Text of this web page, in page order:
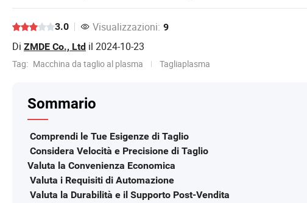
3.0 Visualizzazioni: 9
Di ZMDE Co., Ltd il 2024-10-23
Tag: Macchina da taglio al plasma Tagliaplasma
Sommario
Comprendi le Tue Esigenze di Taglio
Considera Velocità e Precisione di Taglio
Valuta la Convenienza Economica
Valuta i Requisiti di Automazione
Valuta la Durabilità e il Supporto Post-Vendita